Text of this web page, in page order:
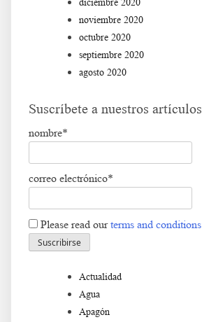
diciembre 2020
noviembre 2020
octubre 2020
septiembre 2020
agosto 2020
Suscríbete a nuestros artículos
nombre*
correo electrónico*
Please read ourterms and conditions
Actualidad
Agua
Apagón